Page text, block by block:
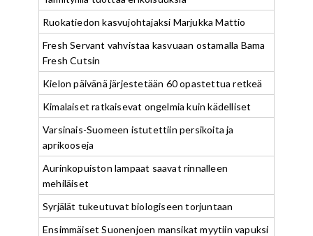
Ruokatiedon kasvujohtajaksi Marjukka Mattio
Fresh Servant vahvistaa kasvuaan ostamalla Bama
Fresh Cutsin
Kielon päivänä järjestetään 60 opastettua retkeä
Kimalaiset ratkaisevat ongelmia kuin kädelliset
Varsinais-Suomeen istutettiin persikoita ja
aprikooseja
Aurinkopuiston lampaat saavat rinnalleen
mehiläiset
Syrjälät tukeutuvat biologiseen torjuntaan
Ensimmäiset Suonenjoen mansikat myytiin vapuksi